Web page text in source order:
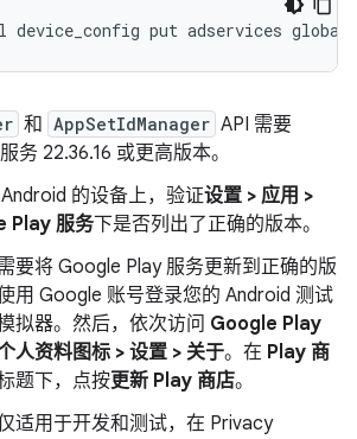
device_config put adservices
和 AppSetIdManager API 需要
务 22.36.16 或更高版本。
的设备上，验证设置 > 应用 >
Play 服务下是否列出了正确的版本。
要将 Google Play 服务更新到正确的版
用 Google 账号登录您的 Android 测试
拟器。然后，依次访问 Google Play
人资料图标 > 设置 > 关于。在 Play 商
题下，点按更新 Play 商店。
适用于开发和测试，在 Privacy